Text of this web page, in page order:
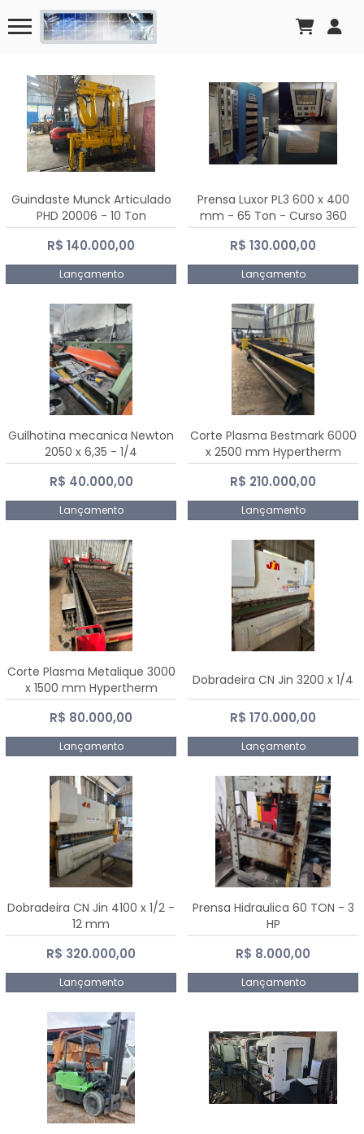
Guindaste Munck Articulado
PHD 20006 - 10 Ton
R$ 140.000,00
Lançamento
Prensa Luxor PL3 600 x 400
mm - 65 Ton - Curso 360
mm
R$ 130.000,00
Lançamento
Guilhotina mecanica Newton
2050 x 6,35 - 1/4
R$ 40.000,00
Lançamento
Corte Plasma Bestmark 6000
x 2500 mm Hypertherm
MaxPro 200
R$ 210.000,00
Lançamento
Corte Plasma Metalique 3000
x 1500 mm Hypertherm
Powermax 45 xp
R$ 80.000,00
Lançamento
Dobradeira CN Jin 3200 x 1/4
R$ 170.000,00
Lançamento
Dobradeira CN Jin 4100 x 1/2 -
12 mm
R$ 320.000,00
Lançamento
Prensa Hidraulica 60 TON - 3
HP
R$ 8.000,00
Lançamento